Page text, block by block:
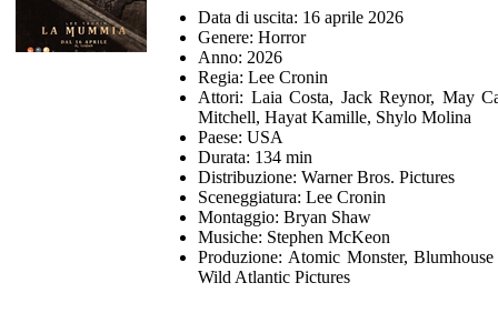
Data di uscita: 16 aprile 2026
Genere: Horror
Anno: 2026
Regia: Lee Cronin
Attori: Laia Costa, Jack Reynor, May
Mitchell, Hayat Kamille, Shylo Molina
Paese: USA
Durata: 134 min
Distribuzione: Warner Bros. Pictures
Sceneggiatura: Lee Cronin
Montaggio: Bryan Shaw
Musiche: Stephen McKeon
Produzione: Atomic Monster,
Wild Atlantic Pictures